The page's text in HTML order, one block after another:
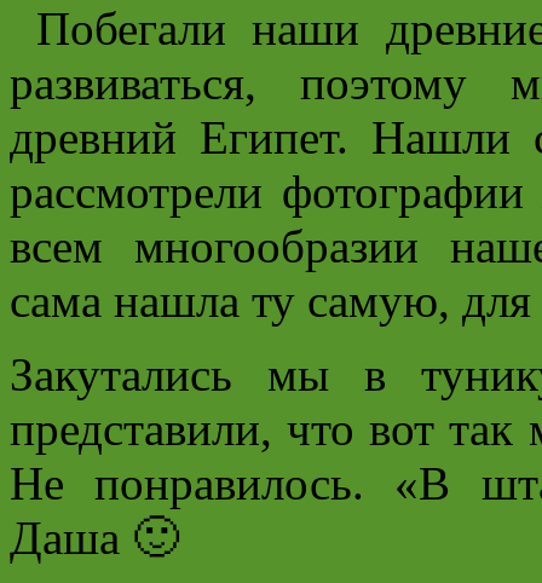
Побегали наши
развиваться,
древний Египет. Нашли
рассмотрели
всем многообразии
сама нашла ту самую, для
Закутались мы в
представили, что вот
Не понравилось. «В
Даша 🙂